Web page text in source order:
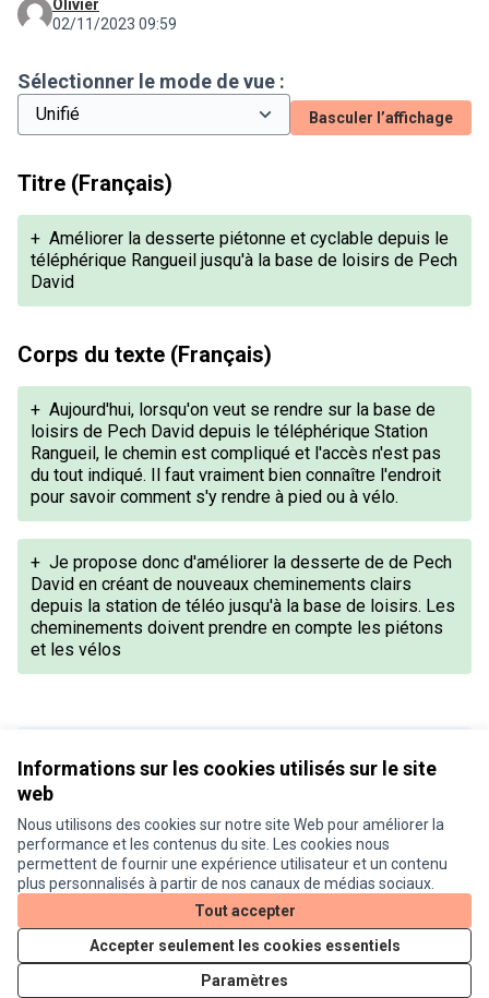
Informations sur les cookies utilisés sur le site
web
Nous utilisons des cookies sur notre site Web pour améliorer la
performance et les contenus du site. Les cookies nous
permettent de fournir une expérience utilisateur et un contenu
plus personnalisés à partir de nos canaux de médias sociaux.
Tout accepter
Accepter seulement les cookies essentiels
Paramètres
Olivier
02/11/2023 09:59
Sélectionner le mode de vue :
Basculer l’affichage
Titre (Français)
+ Améliorer la desserte piétonne et cyclable depuis le
téléphérique Rangueil jusqu'à la base de loisirs de Pech
David
Corps du texte (Français)
+ Aujourd'hui, lorsqu'on veut se rendre sur la base de
loisirs de Pech David depuis le téléphérique Station
Rangueil, le chemin est compliqué et l'accès n'est pas
du tout indiqué. Il faut vraiment bien connaître l'endroit
pour savoir comment s'y rendre à pied ou à vélo.
+ Je propose donc d'améliorer la desserte de de Pech
David en créant de nouveaux cheminements clairs
depuis la station de téléo jusqu'à la base de loisirs. Les
cheminements doivent prendre en compte les piétons
et les vélos
Conditions d'utilisation
Paramètres des cookies
Je participe ! sur X
(Lien externe)
Je participe ! sur Facebook
Je participe ! sur Instagram
Site réalisé grâce aulogiciel libre Decidim .
Licence
(Lien